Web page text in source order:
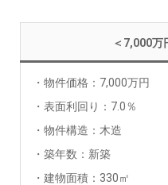
＜7,000万
・物件価格：7,000万円
・表面利回り：7.0％
・物件構造：木造
・築年数：新築
・建物面積：330㎡